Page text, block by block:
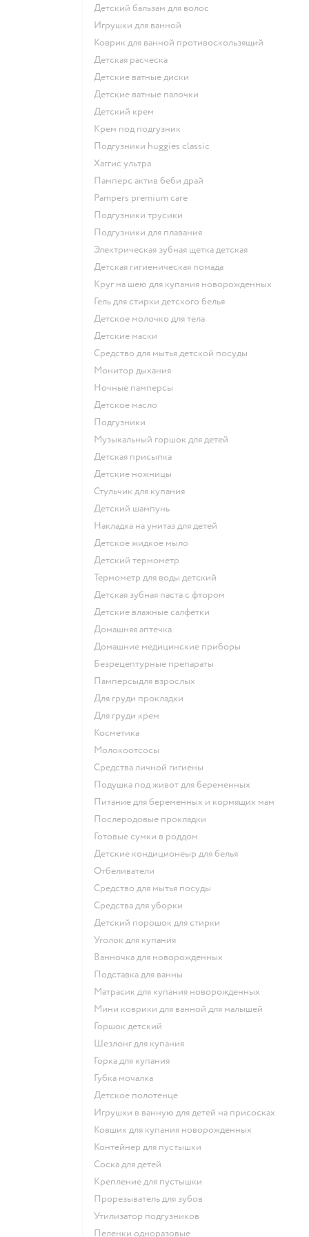
детский бальзам для волос
игрушки для ванной
коврик для ванной противоскользящий
детская расческа
детские ватные диски
детские ватные палочки
детский крем
крем под подгузник
подгузники huggies classic
хаггис ультра
памперс актив беби драй
pampers premium care
подгузники трусики
подгузники для плавания
электрическая зубная щетка детская
детская гигиеническая помада
круг на шею для купания новорожденных
гель для стирки детского белья
детское молочко для тела
детские маски
средство для мытья детской посуды
монитор дыхания
ночные памперсы
детское масло
подгузники
музыкальный горшок для детей
детская присыпка
детские ножницы
стульчик для купания
детский шампунь
накладка на унитаз для детей
детское жидкое мыло
детский термометр
термометр для воды детский
детская зубная паста с фтором
детские влажные салфетки
домашняя аптечка
домашние медицинские приборы
безрецептурные препараты
памперсыдля взрослых
для груди прокладки
для груди крем
косметика
Молокоотсосы
средства личной гигиены
подушка под живот для беременных
питание для беременных и кормящих мам
послеродовые прокладки
готовые сумки в роддом
детские кондиционеыр для белья
отбеливатели
средство для мытья посуды
средства для уборки
детский порошок для стирки
уголок для купания
ванночка для новорожденных
подставка для ванны
матрасик для купания новорожденных
мини коврики для ванной для малышей
горшок детский
шезлонг для купания
горка для купания
губка мочалка
детское полотенце
игрушки в ванную для детей на присосках
ковшик для купания новорожденных
контейнер для пустышки
соска для детей
крепление для пустышки
прорезыватель для зубов
утилизатор подгузников
пеленки одноразовые